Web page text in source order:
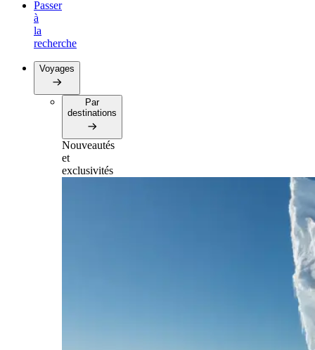
Passer
à
la
recherche
Voyages
Par
destinations
Nouveautés
et
exclusivités